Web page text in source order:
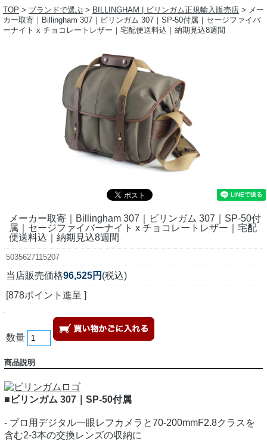
TOP > ブランドで選ぶ > BILLINGHAM | ビリンガム正規輸入販売店 > メー
カー取寄｜Billingham 307｜ビリンガム 307｜SP-50付属｜セージファイバ
ーナイト x チョコレートレザー｜宅配便送料込｜納期見込8週間
メーカー取寄｜Billingham 307｜ビリンガム 307｜SP-50付
属｜セージファイバーナイト x チョコレートレザー｜宅配
便送料込｜納期見込8週間
5035627115207
当店販売価格96,525円 (税込)
[878ポイント進呈 ]
数量
商品説明
■ビリンガム 307｜SP-50付属
- プロ用デジタル一眼レフカメラと70-200mmF2.8クラスを
含む2-3本の交換レンズの収納に